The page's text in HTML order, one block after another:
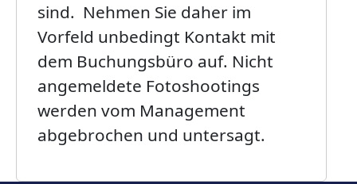
sind. Nehmen Sie daher im
Vorfeld unbedingt Kontakt mit
dem Buchungsbüro auf. Nicht
angemeldete Fotoshootings
werden vom Management
abgebrochen und untersagt.